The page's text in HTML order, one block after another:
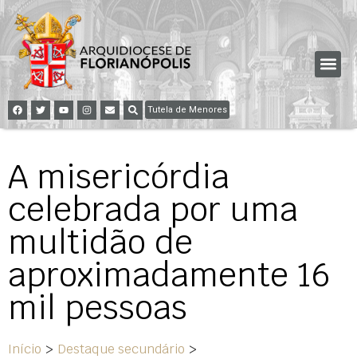
Tutela de Menores
A misericórdia
celebrada por uma
multidão de
aproximadamente 16
mil pessoas
Início > Destaque secundário >